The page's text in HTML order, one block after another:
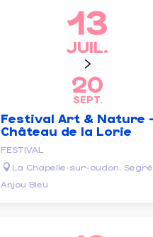
13
JUIL.
20
SEPT.
Festival Art & Nature -
Château de la Lorie
FESTIVAL
La Chapelle-sur-oudon,
Anjou Bleu